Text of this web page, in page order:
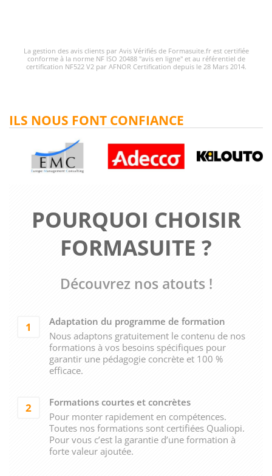
La gestion des avis clients par Avis Vérifiés de Formasuite.fr est certifiée
conforme à la norme NF ISO 20488 "avis en ligne" et au référentiel de
certification NF522 V2 par AFNOR Certification depuis le 28 Mars 2014.
POURQUOI CHOISIR
FORMASUITE ?
Découvrez nos atouts !
1
Adaptation du programme de formation
Nous adaptons gratuitement le contenu de nos
formations à vos besoins spécifiques pour
garantir une pédagogie concrète et 100 %
efficace.
2
Formations courtes et concrètes
Pour monter rapidement en compétences.
Toutes nos formations sont certifiées Qualiopi.
Pour vous c’est la garantie d’une formation à
forte valeur ajoutée.
ILS NOUS FONT CONFIANCE